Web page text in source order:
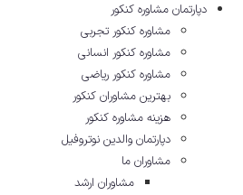
دپارتمان مشاوره کنکور
مشاوره کنکور تجربی
مشاوره کنکور انسانی
مشاوره کنکور ریاضی
بهترین مشاوران کنکور
هزینه مشاوره کنکور
دپارتمان والدین نوتروفیل
مشاوران ما
مشاوران ارشد